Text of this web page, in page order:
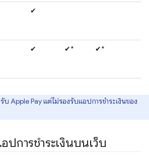
✔
✔ ✔* ✔*
บ Apple Pay แต่ไม่รองรับแอปการชำระเงินของ
ปการชำระเงินบนเว็บ